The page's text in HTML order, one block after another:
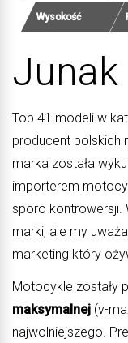
Wysokość
Top 41 modeli w
producent polskich
marka została
importerem
sporo kontrowersji.
marki, ale my
marketing który
Motocykle zostały
maksymalnej (v-
najwolniejszego.